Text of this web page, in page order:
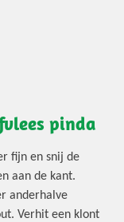
pinda
fijn en snij de
aan de kant.
anderhalve
Verhit een klont